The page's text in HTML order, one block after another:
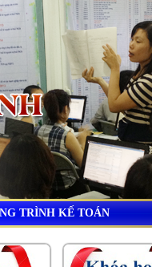
TRÌNH KẾ TOÁN